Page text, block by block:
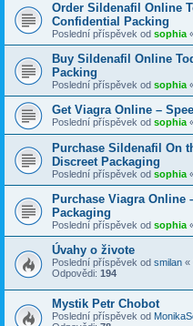
Order Sildenafil Online
Confidential Packing
Poslední příspěvek od sophia
Buy Sildenafil Online
Packing
Poslední příspěvek od sophia
Get Viagra Online –
Poslední příspěvek od sophia
Purchase Sildenafil On
Discreet Packaging
Poslední příspěvek od sophia
Purchase Viagra Online
Packaging
Poslední příspěvek od sophia
Úvahy o živote
Poslední příspěvek od smilan «
Odpovědi: 194
Mystik Petr Chobot
Poslední příspěvek od